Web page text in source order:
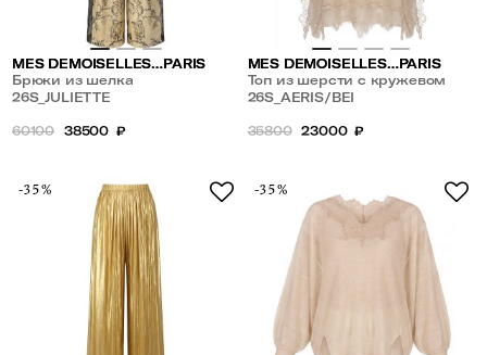
MES DEMOISELLES…PARIS
Брюки из шелка
26S_JULIETTE
60100 38500 ₽
MES DEMOISELLES…PARIS
Топ из шерсти с кружевом
26S_AERIS/BEI
35800 23000 ₽
-35% -35%